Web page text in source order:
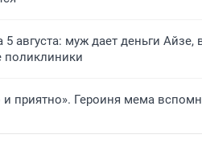
августа: муж дает деньги Айзе,
поликлиники
приятно». Героиня мема